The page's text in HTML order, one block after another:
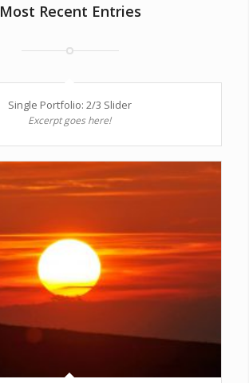
Most Recent Entries
Single Portfolio: 2/3 Slider
Excerpt goes here!